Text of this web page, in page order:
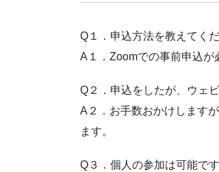
Q１．申込方法を教えてくだ
A１．Zoomでの事前申込が
Q２．申込をしたが、ウェ
A２．お手数おかけします
ます。
Q３．個人の参加は可能で